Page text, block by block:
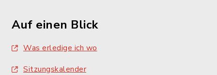
Auf einen Blick
Was erledige ich wo
Sitzungskalender